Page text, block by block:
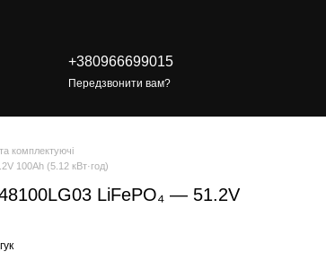
+380966699015
Передзвонити вам?
комплектуючі
100Ah (5.12 кВт·год)
LiFePO₄ — 51.2V